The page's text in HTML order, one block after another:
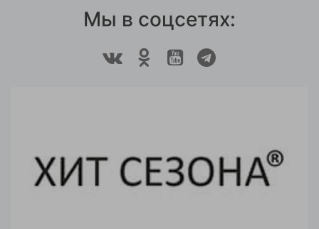
Мы в соцсетях: